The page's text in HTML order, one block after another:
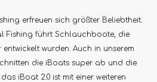
erfreuen sich größter Beliebtheit.
Fishing führt Schlauchboote, die
wurden. Auch in unserem
die iBoats super ab und die
iBoat 2.0 ist mit einer weiteren